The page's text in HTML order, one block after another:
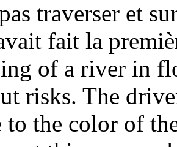
traverser et
fait la
of a river in
risks. The
to the color of